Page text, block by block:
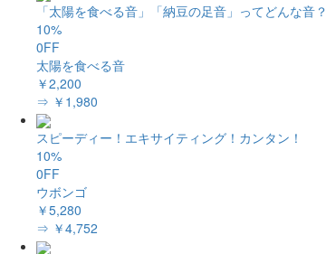
「太陽を食べる音」「納豆の足音」ってどんな音？
10%
0FF
太陽を食べる音
￥2,200
⇒ ￥1,980
スピーディー！エキサイティング！カンタン！
10%
0FF
ウボンゴ
￥5,280
⇒ ￥4,752